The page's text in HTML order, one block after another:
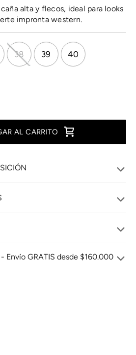
alta y flecos, ideal para looks
impronta western.
38 39 40
AL CARRITO
Envío GRATIS desde $160.000